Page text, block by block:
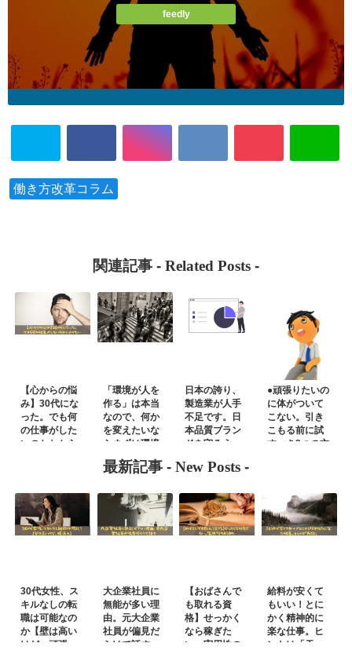
feedly
働き方改革コラム
関連記事 - Related Posts -
【心からの悩
み】30代にな
った。でも何
の仕事がした
いのかわから
「環境が人を
作る」は本当
なので、何か
を変えたいな
らまずは環境
から
日本の誇り、
製造業が人手
不足です。日
本品質ブラン
ドを守ろう
●頑張りたいの
に体がついて
こない。引き
こもる前に試
すべき3つの方
最新記事 - New Posts -
30代女性、ス
キルなしの転
職は可能なの
か【壁は高い
けど、頑張
大企業社員に
無能が多い理
由。元大企業
社員が偏見だ
らけで話す
【おばさんで
も取れる資
格】せっかく
なら稼ぎた
い。実用性の
給料が安くて
もいい！とに
かく精神的に
楽な仕事。ヒ
ントは「天